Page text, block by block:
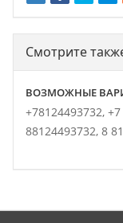
Смотрите
ВОЗМОЖНЫЕ
+78124493732,
88124493732, 8